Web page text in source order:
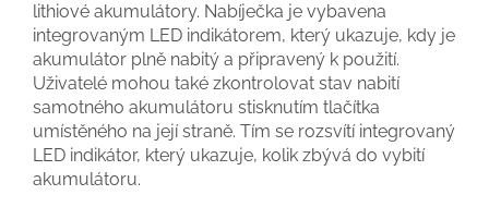
lithiové akumulátory. Nabíječka je vybavena
integrovaným LED indikátorem, který ukazuje, kdy je
akumulátor plně nabitý a připravený k použití.
Uživatelé mohou také zkontrolovat stav nabití
samotného akumulátoru stisknutím tlačítka
umístěného na její straně. Tím se rozsvítí integrovaný
LED indikátor, který ukazuje, kolik zbývá do vybití
akumulátoru.